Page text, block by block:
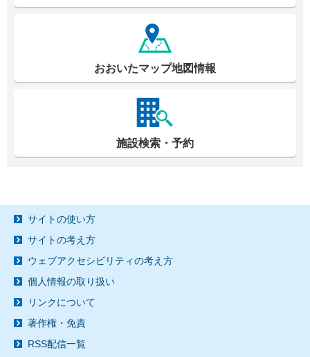
おおいたマップ地図情報
施設検索・予約
サイトの使い方
サイトの考え方
ウェブアクセシビリティの考え方
個人情報の取り扱い
リンクについて
著作権・免責
RSS配信一覧